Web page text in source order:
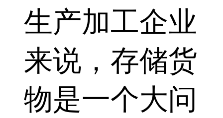
生产加工企业
来说，存储货
物是一个大问